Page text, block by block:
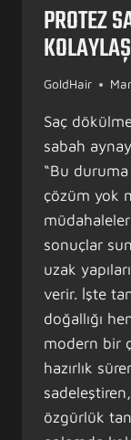
PROTEZ
GoldHair
Saç
sabah
“Bu
çözüm yok
sonuçlar
uzak
verir. İşte
doğallığı
modern bir
hazırlık
özgürlük